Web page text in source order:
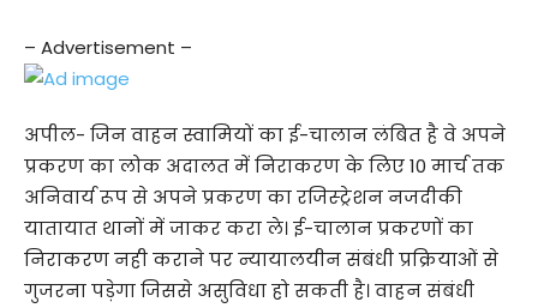
– Advertisement –
अपील- जिन वाहन स्वामियों का ई-चालान लंबित है वे अपने
प्रकरण का लोक अदालत में निराकरण के लिए 10 मार्च तक
अनिवार्य रूप से अपने प्रकरण का रजिस्ट्रेशन नजदीकी
यातायात थानों में जाकर करा ले। ई-चालान प्रकरणों का
निराकरण नही कराने पर न्यायालयीन संबंधी प्रक्रियाओं से
गुजरना पड़ेगा जिससे असुविधा हो सकती है। वाहन संबंधी